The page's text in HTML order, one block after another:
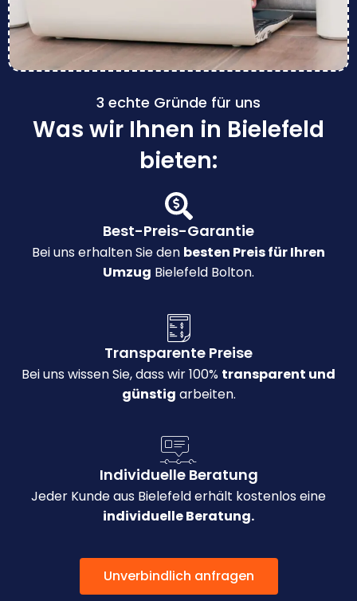
3 echte Gründe für uns
Was wir Ihnen in Bielefeld
bieten:
Best-Preis-Garantie
Bei uns erhalten Sie den besten Preis für Ihren
Umzug Bielefeld Bolton.
Transparente Preise
Bei uns wissen Sie, dass wir 100% transparent und
günstig arbeiten.
Individuelle Beratung
Jeder Kunde aus Bielefeld erhält kostenlos eine
individuelle Beratung.
Unverbindlich anfragen